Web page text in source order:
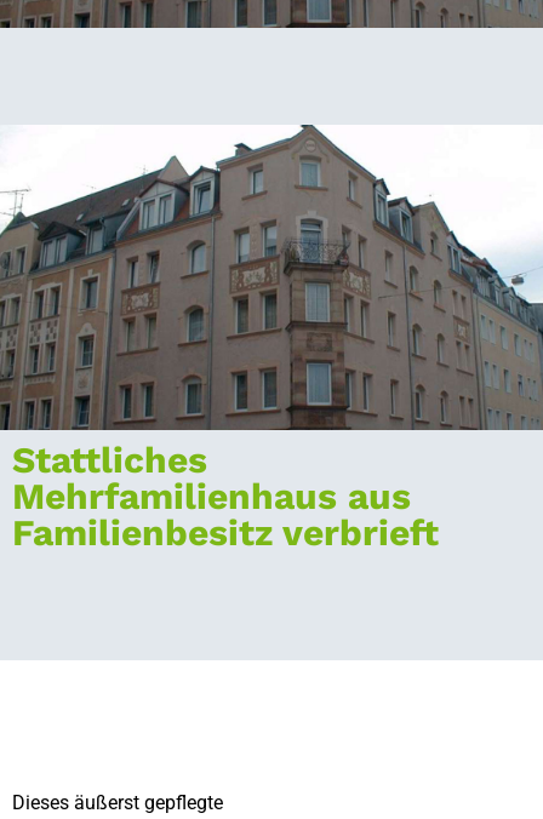
Stattliches
Mehrfamilienhaus aus
Familienbesitz verbrieft
Dieses äußerst gepflegte